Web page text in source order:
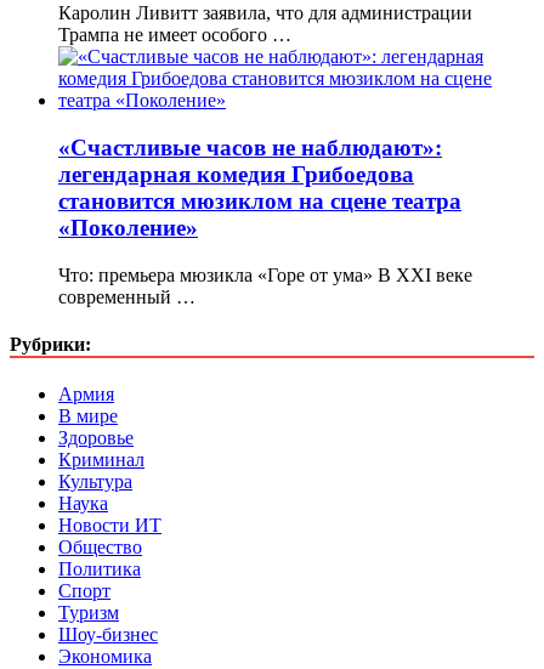
Каролин Ливитт заявила, что для администрации
Трампа не имеет особого …
«Счастливые часов не наблюдают»:
легендарная комедия Грибоедова
становится мюзиклом на сцене театра
«Поколение»
Что: премьера мюзикла «Горе от ума» В ХХI веке
современный …
Рубрики:
Армия
В мире
Здоровье
Криминал
Культура
Наука
Новости ИТ
Общество
Политика
Спорт
Туризм
Шоу-бизнес
Экономика